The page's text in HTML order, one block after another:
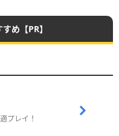
め【PR】
プレイ！